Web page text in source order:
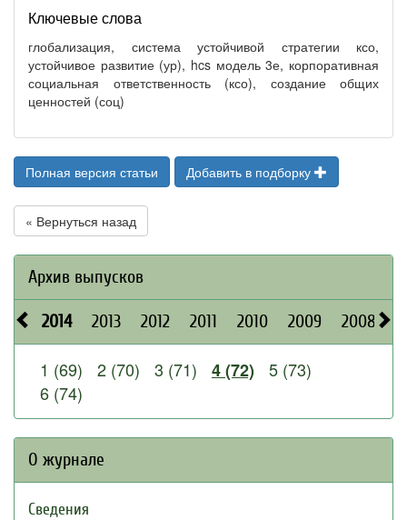
Ключевые слова
глобализация, система устойчивой стратегии ксо,
устойчивое развитие (ур), hcs модель 3е, корпоративная
социальная ответственность (ксо), создание общих
ценностей (соц)
Полная версия статьи Добавить в подборку
« Вернуться назад
Архив выпусков
2014 2013 2012 2011 2010 2009 2008
1 (69) 2 (70) 3 (71) 4 (72)
5 (73)
6 (74)
О журнале
Сведения